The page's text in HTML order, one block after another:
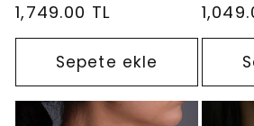
Normal
fiyat
1,749.00 TL
Sepete ekle
fiyat